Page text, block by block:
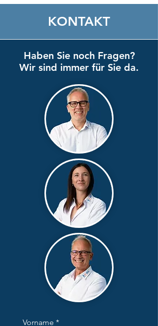
KONTAKT
Haben Sie noch Fragen?
Wir sind immer für Sie da.